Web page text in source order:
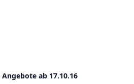
ab 17.10.16